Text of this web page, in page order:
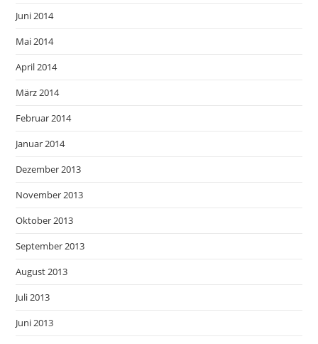
Juni 2014
Mai 2014
April 2014
März 2014
Februar 2014
Januar 2014
Dezember 2013
November 2013
Oktober 2013
September 2013
August 2013
Juli 2013
Juni 2013